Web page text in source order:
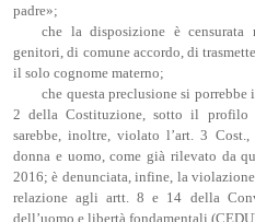
padre»;
che la disposizione è
genitori, di comune accordo, di
il solo cognome materno;
che questa preclusione si
2 della Costituzione, sotto il profilo
sarebbe, inoltre, violato l’art. 3
donna e uomo, come già rilevato da
2016; è denunciata, infine, la
relazione agli artt. 8 e 14 della